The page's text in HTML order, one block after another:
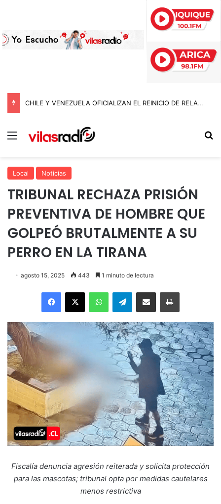
CHILE Y VENEZUELA OFICIALIZAN EL REINICIO DE RELACIONES CONSULARES Y AVANZAN HACIA LA NORMALIZACIÓN DE VÍNCULOS BILATERALES
Menú
Local Noticias
TRIBUNAL RECHAZA PRISIÓN
PREVENTIVA DE HOMBRE QUE
GOLPEÓ BRUTALMENTE A SU
PERRO EN LA TIRANA
agosto 15, 2025 443 1 minuto de lectura
Facebook
X WhatsAppTelegramEnviar vía email Imprimir
Fiscalía denuncia agresión reiterada y solicita protección
para las mascotas; tribunal opta por medidas cautelares
menos restrictiva